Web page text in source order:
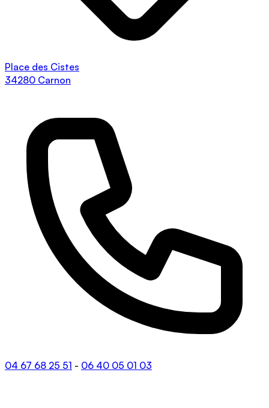
Place des Cistes
34280 Carnon
04 67 68 25 51 - 06 40 05 01 03